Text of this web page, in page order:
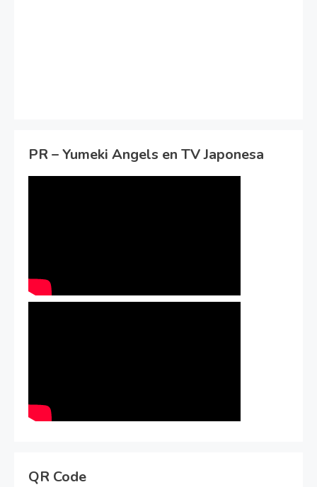
PR – Yumeki Angels en TV Japonesa
QR Code